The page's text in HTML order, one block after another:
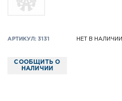
АРТИКУЛ: 3131 НЕТ В НАЛИЧИИ
СООБЩИТЬ О
НАЛИЧИИ